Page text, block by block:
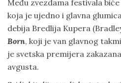
Među zvezdama festivala
koja je ujedno i glavna
debija Bredlija Kupera
Born, koji je van glavnog
je svetska premijera
avgusta.